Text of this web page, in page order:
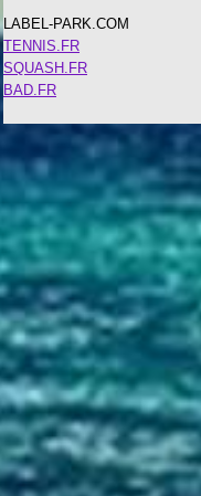
LABEL-PARK.COM
TENNIS.FR
SQUASH.FR
BAD.FR